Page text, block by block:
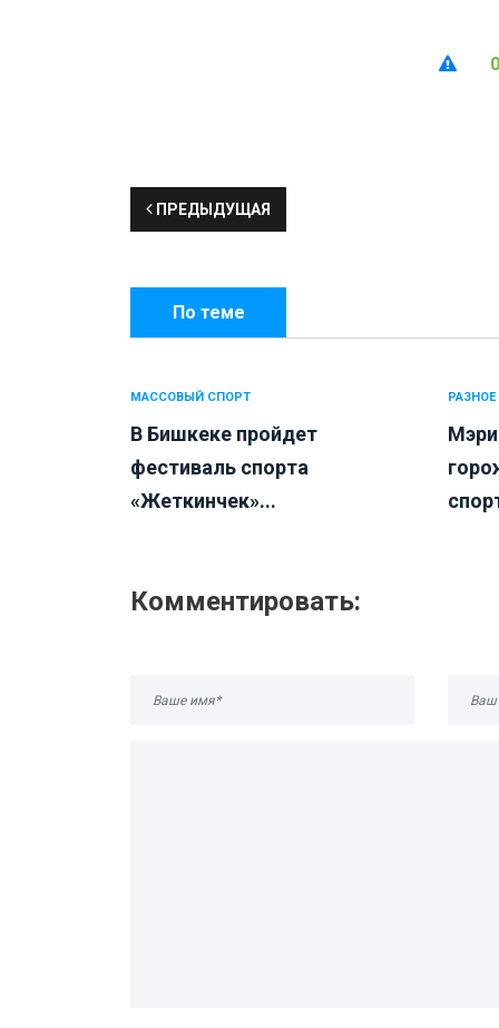
0
ПРЕДЫДУЩАЯ
По теме
МАССОВЫЙ СПОРТ
В Бишкеке пройдет
фестиваль спорта
«Жеткинчек»...
РАЗНОЕ
Комментировать: